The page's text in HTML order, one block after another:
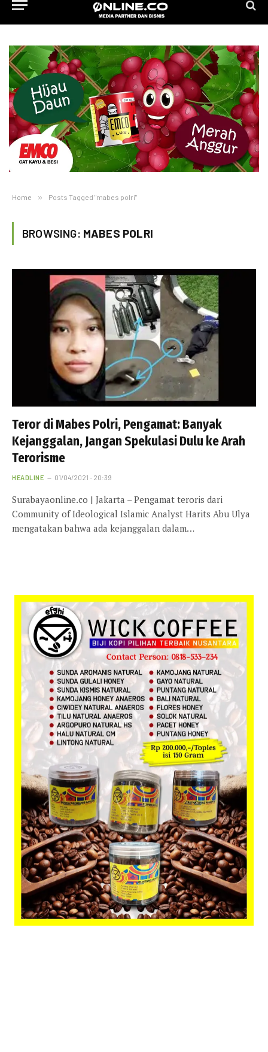
Home » Posts Tagged "mabes polri"
BROWSING: MABES POLRI
Teror di Mabes Polri, Pengamat: Banyak
Kejanggalan, Jangan Spekulasi Dulu ke Arah
Terorisme
HEADLINE 01/04/2021 - 20:39
Surabayaonline.co | Jakarta – Pengamat teroris dari
Community of Ideological Islamic Analyst Harits Abu Ulya
mengatakan bahwa ada kejanggalan dalam…